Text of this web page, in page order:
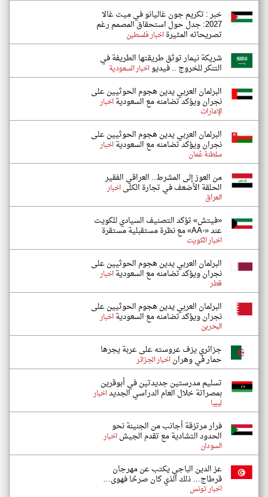
خبر : تكريم جون غاليانو في ميت غالا
2027: جدل حول استحقاق المصمم رغم
تصريحاته المثيرةاخبار فلسطين
شريكة نيمار توثق طريقتها الطريفة في
التنكر للخروج .. فيديواخبار السعودية
البرلمان العربي يدين هجوم الحوثيين على
نجران ويؤكد تضامنه مع السعوديةاخبار
الإمارات
البرلمان العربي يدين هجوم الحوثيين على
نجران ويؤكد تضامنه مع السعوديةاخبار
سلطنة عُمان
من العوز إلى المشرط.. العراقي الفقير
الحلقة الأضعف في تجارة الكلىاخبار
العراق
«فيتش» تؤكد التصنيف السيادي للكويت
عند «-AA» مع نظرة مستقبلية مستقرة
اخبار الكويت
البرلمان العربي يدين هجوم الحوثيين على
نجران ويؤكد تضامنه مع السعوديةاخبار
قطر
البرلمان العربي يدين هجوم الحوثيين على
نجران ويؤكد تضامنه مع السعوديةاخبار
البحرين
جزائري يزف عروسته على عربة يجرها
حمار في وهراناخبار الجزائر
تسليم مدرستين جديدتين في أبوقرين
بمصراتة خلال العام الدراسي الجديداخبار
ليبيا
فرار مرتزقة أجانب من الجنينة نحو
الحدود التشادية مع تقدم الجيشاخبار
السودان
عز الدين الباجي يكتب عن مهرجان
قرطاج… ذلك الذي كان صرحًا فهوى…
اخبار تونس